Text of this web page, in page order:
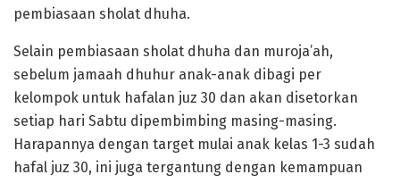
pembiasaan sholat dhuha.
Selain pembiasaan sholat dhuha dan muroja’ah,
sebelum jamaah dhuhur anak-anak dibagi per
kelompok untuk hafalan juz 30 dan akan disetorkan
setiap hari Sabtu dipembimbing masing-masing.
Harapannya dengan target mulai anak kelas 1-3 sudah
hafal juz 30, ini juga tergantung dengan kemampuan